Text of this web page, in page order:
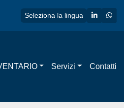
Seleziona la lingua linkedin
Servizi Contatti